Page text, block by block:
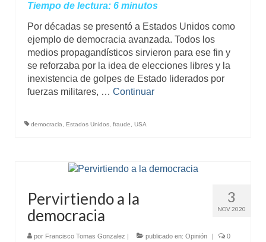
Tiempo de lectura: 6 minutos
Por décadas se presentó a Estados Unidos como
ejemplo de democracia avanzada. Todos los
medios propagandísticos sirvieron para ese fin y
se reforzaba por la idea de elecciones libres y la
inexistencia de golpes de Estado liderados por
fuerzas militares, … Continuar
democracia Estados Unidos fraude USA
3
NOV 2020
Pervirtiendo a la
democracia
por Francisco Tomas Gonzalez | publicado en: Opinión | 0